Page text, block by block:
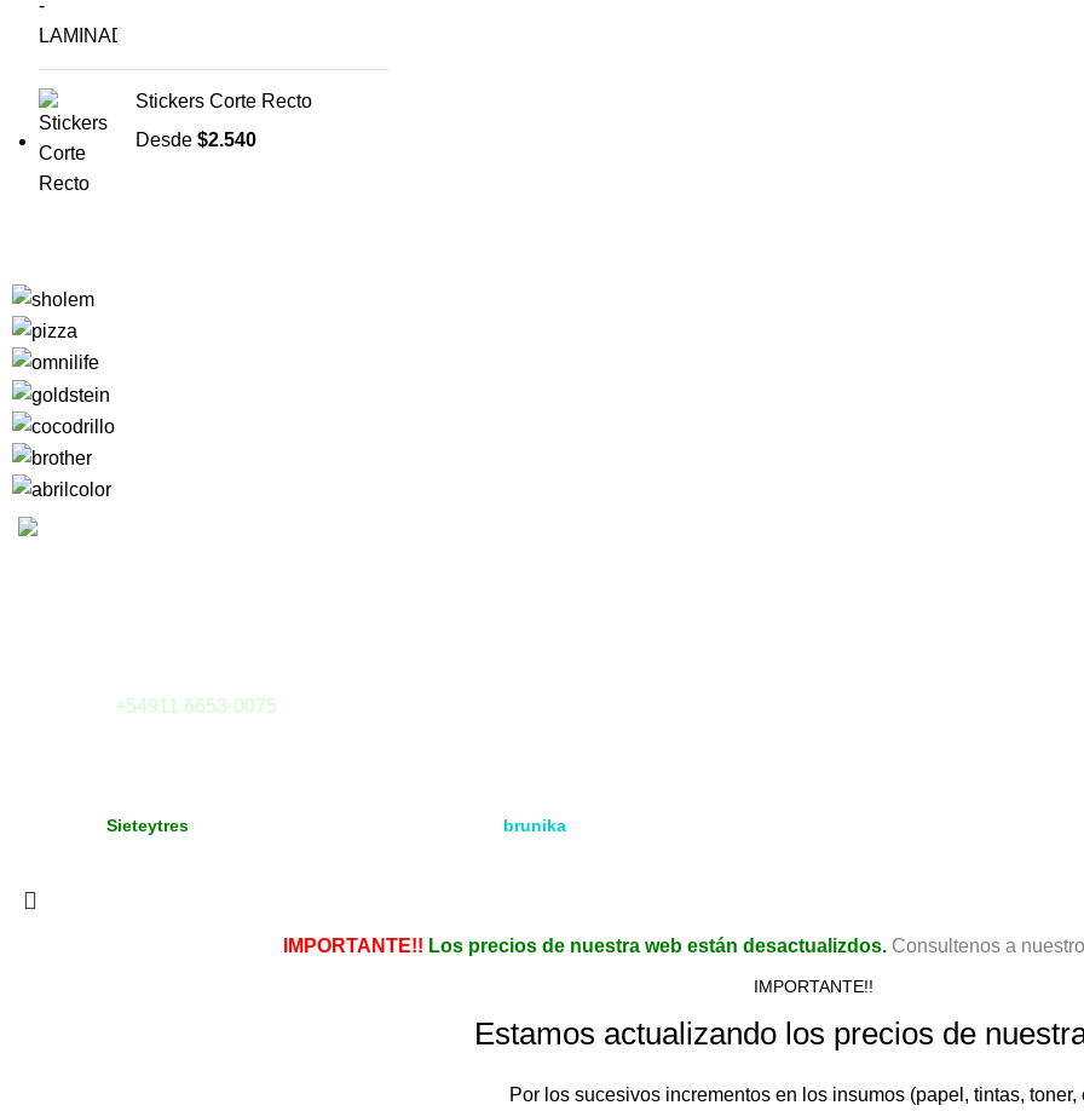
Stickers Corte Recto
Desde $2.540
+54911 6653-0075
Sieteytres brunika
IMPORTANTE!! Los precios de nuestra web están desactualizdos. Consultenos a
IMPORTANTE!!
Estamos actualizando los precios de
Por los sucesivos incrementos en los insumos (papel, tintas, toner,